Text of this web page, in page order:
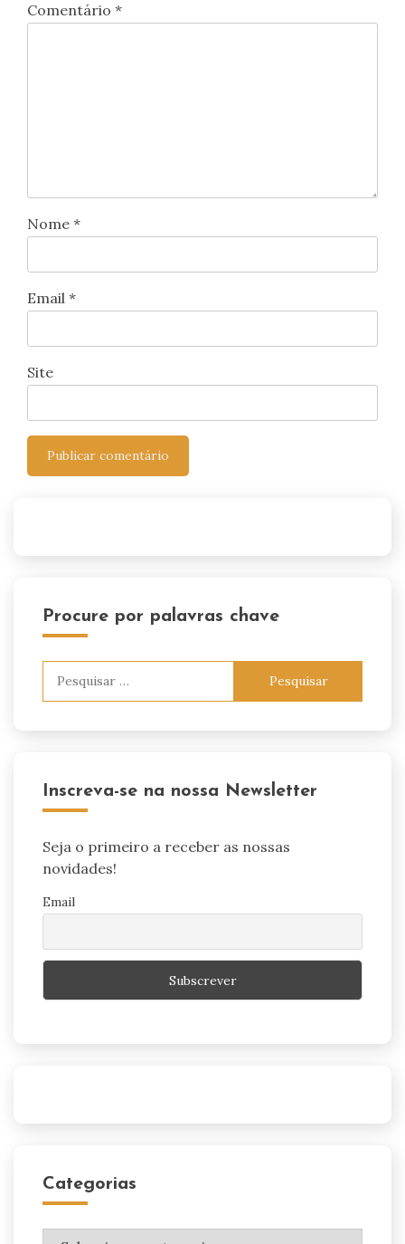
Comentário *
Nome *
Email *
Site
Procure por palavras chave
Inscreva-se na nossa Newsletter
Seja o primeiro a receber as nossas
novidades!
Email
Categorias
Categorias